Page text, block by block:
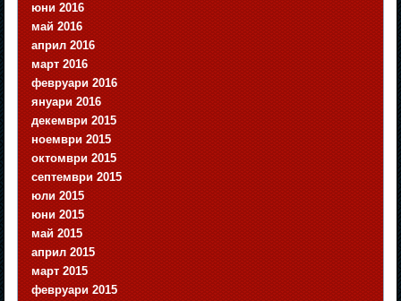
юни 2016
май 2016
април 2016
март 2016
февруари 2016
януари 2016
декември 2015
ноември 2015
октомври 2015
септември 2015
юли 2015
юни 2015
май 2015
април 2015
март 2015
февруари 2015